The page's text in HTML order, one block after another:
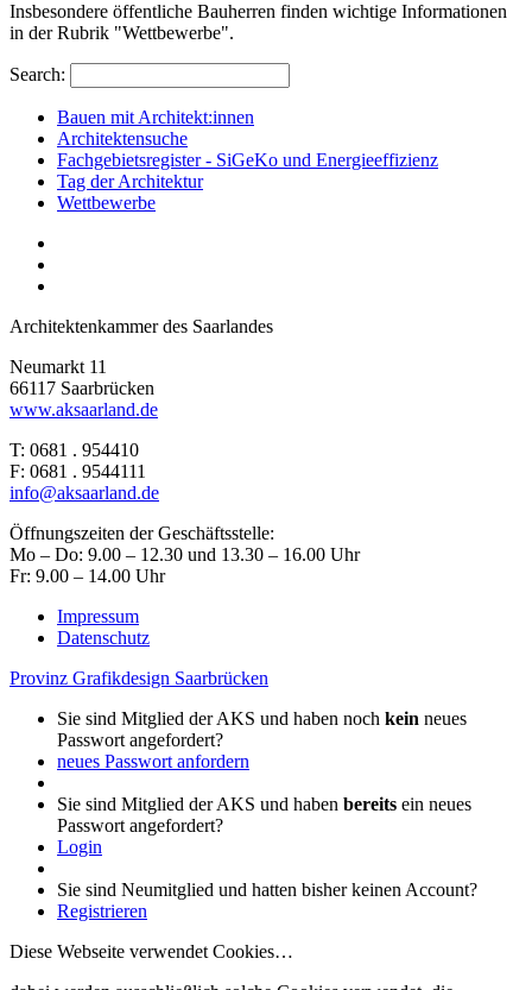
Insbesondere öffentliche Bauherren finden wichtige Informationen
in der Rubrik "Wettbewerbe".
Search:
Bauen mit Architekt:innen
Architektensuche
Fachgebietsregister - SiGeKo und Energieeffizienz
Tag der Architektur
Wettbewerbe
Architektenkammer des Saarlandes
Neumarkt 11
66117 Saarbrücken
www.aksaarland.de
T: 0681 . 954410
F: 0681 . 9544111
info@aksaarland.de
Öffnungszeiten der Geschäftsstelle:
Mo – Do: 9.00 – 12.30 und 13.30 – 16.00 Uhr
Fr: 9.00 – 14.00 Uhr
Impressum
Datenschutz
Provinz Grafikdesign Saarbrücken
Sie sind Mitglied der AKS und haben noch kein neues
Passwort angefordert?
neues Passwort anfordern
Sie sind Mitglied der AKS und haben bereits ein neues
Passwort angefordert?
Login
Sie sind Neumitglied und hatten bisher keinen Account?
Registrieren
Diese Webseite verwendet Cookies…